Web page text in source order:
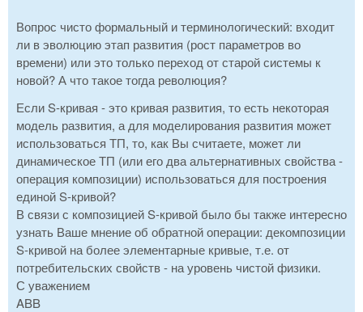
Вопрос чисто формальный и терминологический: входит
ли в эволюцию этап развития (рост параметров во
времени) или это только переход от старой системы к
новой? А что такое тогда революция?
Если S-кривая - это кривая развития, то есть некоторая
модель развития, а для моделирования развития может
использоваться ТП, то, как Вы считаете, может ли
динамическое ТП (или его два альтернативных свойства -
операция композиции) использоваться для построения
единой S-кривой?
В связи с композицией S-кривой было бы также интересно
узнать Ваше мнение об обратной операции: декомпозиции
S-кривой на более элементарные кривые, т.е. от
потребительских свойств - на уровень чистой физики.
С уважением
ABB